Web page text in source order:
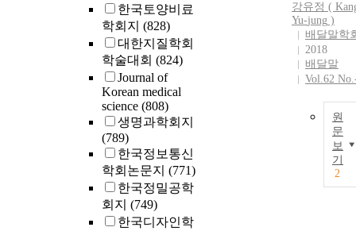
한국토양비료
학회지 (828)
대한지질학회
학술대회 (824)
Journal of
Korean medical
science (808)
생명과학회지
(789)
한국정보통신
학회논문지 (771)
한국정밀공학
회지 (749)
한국디자인학
강유정 (
Yu-jung )
배달말학
2018
배달말
Vol.62
원
문
보
기
2